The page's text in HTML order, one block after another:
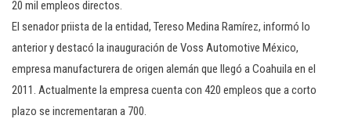
20 mil empleos directos.
El senador priista de la entidad, Tereso Medina Ramírez, informó lo
anterior y destacó la inauguración de Voss Automotive México,
empresa manufacturera de origen alemán que llegó a Coahuila en el
2011. Actualmente la empresa cuenta con 420 empleos que a corto
plazo se incrementaran a 700.